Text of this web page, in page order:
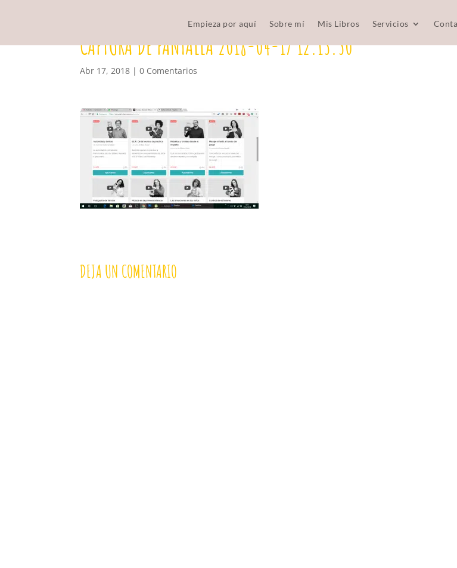
Empieza por aquí Sobre mí Mis Libros Servicios
CAPTURA DE PANTALLA 2018-04-17 12.13.30
Abr 17, 2018 |0 Comentarios
DEJA UN COMENTARIO